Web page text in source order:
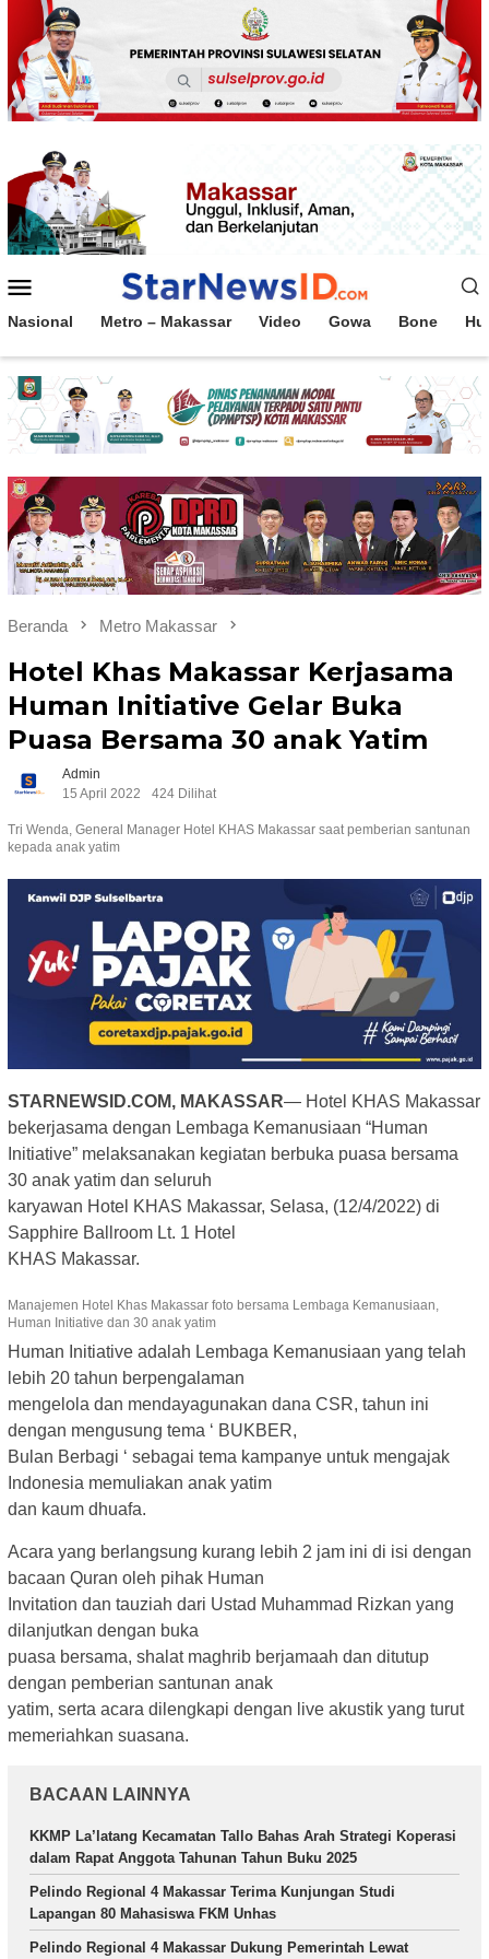
Loncat
konten
Mobile
Nasional Metro – Makassar Video Gowa Bone
Beranda Metro Makassar
Hotel Khas Makassar Kerjasama
Human Initiative Gelar Buka
Puasa Bersama 30 anak Yatim
Admin
15 April 2022
424 Dilihat
Tri Wenda, General Manager Hotel KHAS Makassar saat pemberian santunan
kepada anak yatim
STARNEWSID.COM, MAKASSAR— Hotel KHAS Makassar
bekerjasama dengan Lembaga Kemanusiaan “Human
Initiative” melaksanakan kegiatan berbuka puasa bersama
30 anak yatim dan seluruh
karyawan Hotel KHAS Makassar, Selasa, (12/4/2022) di
Sapphire Ballroom Lt. 1 Hotel
KHAS Makassar.
Manajemen Hotel Khas Makassar foto bersama Lembaga Kemanusiaan,
Human Initiative dan 30 anak yatim
Human Initiative adalah Lembaga Kemanusiaan yang telah
lebih 20 tahun berpengalaman
mengelola dan mendayagunakan dana CSR, tahun ini
dengan mengusung tema ‘ BUKBER,
Bulan Berbagi ‘ sebagai tema kampanye untuk mengajak
Indonesia memuliakan anak yatim
dan kaum dhuafa.
Acara yang berlangsung kurang lebih 2 jam ini di isi dengan
bacaan Quran oleh pihak Human
Invitation dan tauziah dari Ustad Muhammad Rizkan yang
dilanjutkan dengan buka
puasa bersama, shalat maghrib berjamaah dan ditutup
dengan pemberian santunan anak
yatim, serta acara dilengkapi dengan live akustik yang turut
memeriahkan suasana.
BACAAN LAINNYA
KKMP La’latang Kecamatan Tallo Bahas Arah Strategi Koperasi
dalam Rapat Anggota Tahunan Tahun Buku 2025
Pelindo Regional 4 Makassar Terima Kunjungan Studi
Lapangan 80 Mahasiswa FKM Unhas
Pelindo Regional 4 Makassar Dukung Pemerintah Lewat